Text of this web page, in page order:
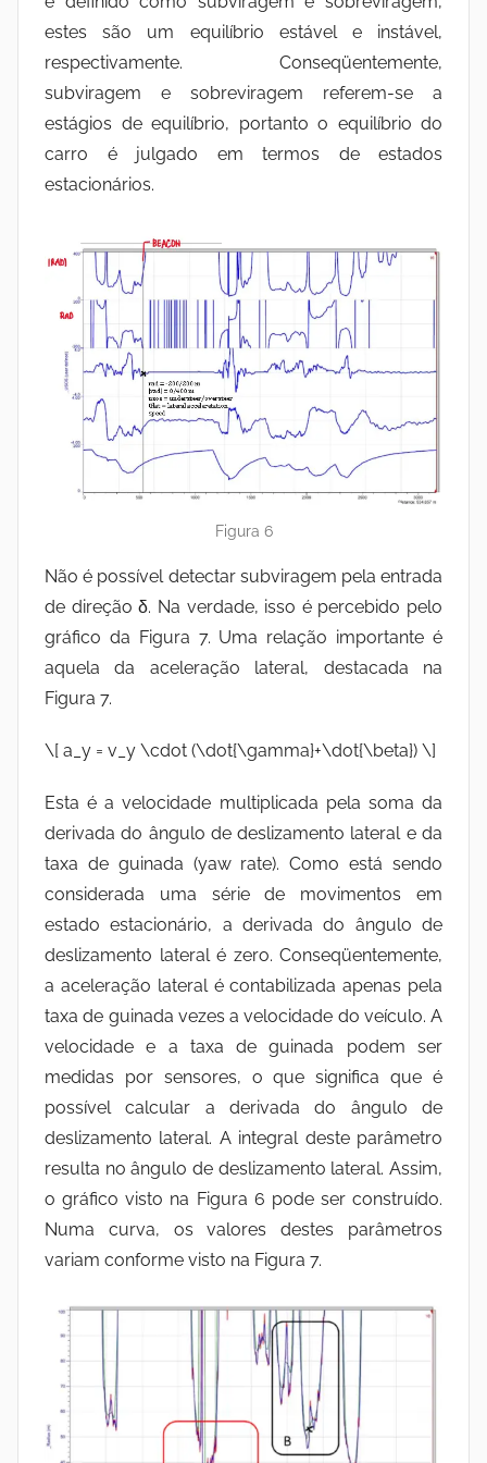
estes são um equilíbrio estável e instável,
respectivamente. Conseqüentemente,
subviragem e sobreviragem referem-se a
estágios de equilíbrio, portanto o equilíbrio do
carro é julgado em termos de estados
estacionários.
Figura 6
Não é possível detectar subviragem pela entrada
de direção δ. Na verdade, isso é percebido pelo
gráfico da Figura 7. Uma relação importante é
aquela da aceleração lateral, destacada na
Figura 7.
\[ a_y = v_y \cdot (\dot{\gamma}+\dot{\beta}) \]
Esta é a velocidade multiplicada pela soma da
derivada do ângulo de deslizamento lateral e da
taxa de guinada (yaw rate). Como está sendo
considerada uma série de movimentos em
estado estacionário, a derivada do ângulo de
deslizamento lateral é zero. Conseqüentemente,
a aceleração lateral é contabilizada apenas pela
taxa de guinada vezes a velocidade do veículo. A
velocidade e a taxa de guinada podem ser
medidas por sensores, o que significa que é
possível calcular a derivada do ângulo de
deslizamento lateral. A integral deste parâmetro
resulta no ângulo de deslizamento lateral. Assim,
o gráfico visto na Figura 6 pode ser construído.
Numa curva, os valores destes parâmetros
variam conforme visto na Figura 7.